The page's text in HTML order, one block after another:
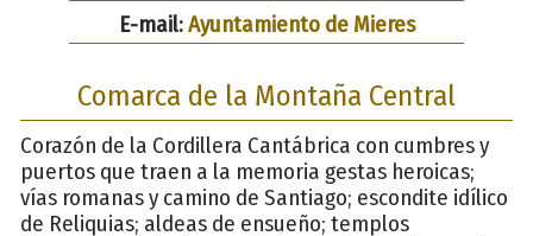
E-mail:Ayuntamiento de Mieres
Comarca de la Montaña Central
Corazón de la Cordillera Cantábrica con cumbres y
puertos que traen a la memoria gestas heroicas;
vías romanas y camino de Santiago; escondite idílico
de Reliquias; aldeas de ensueño; templos